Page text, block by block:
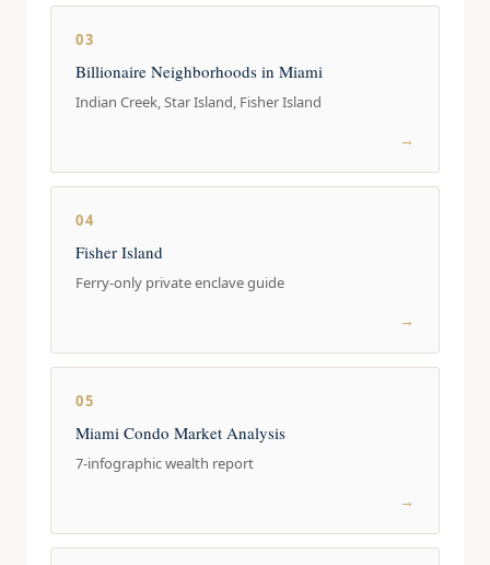
03
Billionaire Neighborhoods in Miami
Indian Creek, Star Island, Fisher Island
→
04
Fisher Island
Ferry-only private enclave guide
→
05
Miami Condo Market Analysis
7-infographic wealth report
→